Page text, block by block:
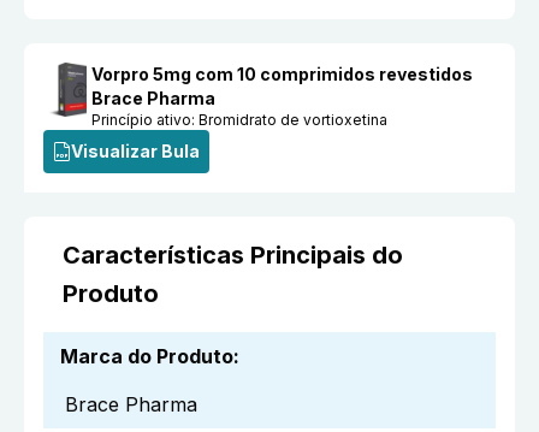
Vorpro 5mg com 10 comprimidos revestidos
Brace Pharma
Princípio ativo:Bromidrato de vortioxetina
Visualizar Bula
Características Principais do
Produto
Marca do Produto:
Brace Pharma